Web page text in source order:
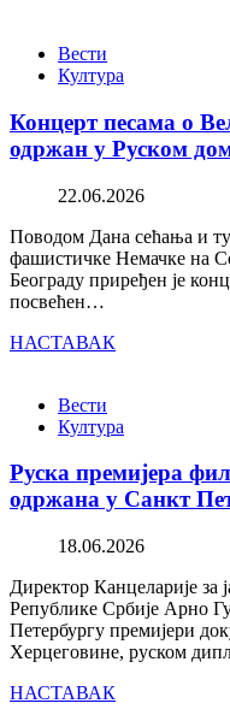
Вести
Култура
Концерт песама о
одржан у Руском
22.06.2026
Поводом Дана сећања и
фашистичке Немачке на
Београду приређен је
посвећен…
НАСТАВАК
Вести
Култура
Руска премијера
одржана у Санкт
18.06.2026
Директор Канцеларије за
Републике Србије Арно
Петербургу премијери
Херцеговине, руском
НАСТАВАК